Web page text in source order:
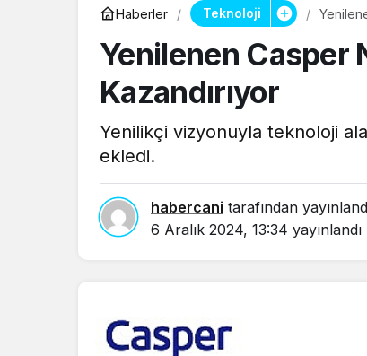
Haberler Teknoloji
Yenilenen Casper
Kazandırıyor
Yenilikçi vizyonuyla teknoloji
ekledi.
habercani tarafından
6 Aralık 2024, 13:34 yayınlandı